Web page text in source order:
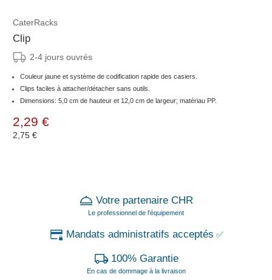
CaterRacks
Clip
2-4 jours ouvrés
Couleur jaune et système de codification rapide des casiers.
Clips faciles à attacher/détacher sans outils.
Dimensions: 5,0 cm de hauteur et 12,0 cm de largeur; matériau PP.
2,29 €
2,75 €
Votre partenaire CHR
Le professionnel de l'équipement
Mandats administratifs acceptés ✅
100% Garantie
En cas de dommage à la livraison